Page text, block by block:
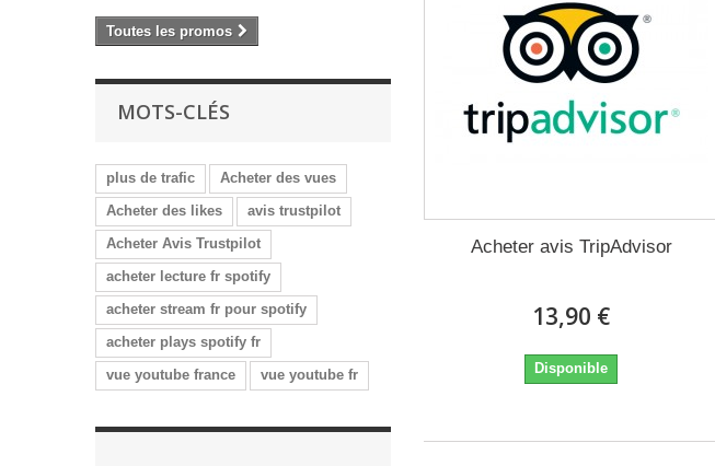
Toutes les promos
MOTS-CLÉS
plus de trafic
Acheter des vues
Acheter des likes
avis trustpilot
Acheter Avis Trustpilot
acheter lecture fr spotify
acheter stream fr pour spotify
acheter plays spotify fr
vue youtube france
vue youtube fr
Acheter avis TripAdvisor
13,90 €
Disponible